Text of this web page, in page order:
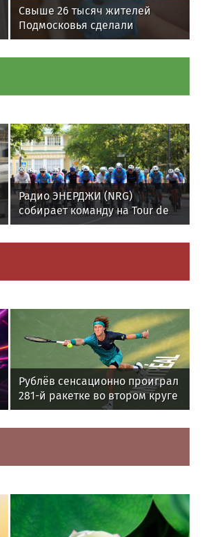
Свыше 26 тысяч жителей
Подмосковья сделали
прививки против клещевого
энцефалита
Радио ЭНЕРДЖИ (NRG)
собирает команду на Tour de
Russie в Петербурге
Рублёв сенсационно проиграл
281-й ракетке во втором круге
«Мастерса» в Монреале